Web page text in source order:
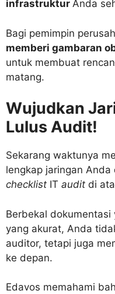
infrastruktur Anda
Bagi pemimpin
memberi gambaran
untuk membuat
matang.
Wujudkan
Lulus Audit!
Sekarang waktunya
lengkap jaringan
checklist IT audit di
Berbekal
yang akurat, Anda
auditor, tetapi juga
ke depan.
Edavos memahami